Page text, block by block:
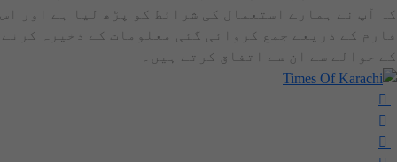
کہ آپ نے ہمارے استعمال کی شرائط کو پڑھ لیا ہے اور اس
فارم کے ذریعے جمع کروائی گئی معلومات کے ذخیرہ کرنے
کے حوالے سے ان سے اتفاق کرتے ہیں۔